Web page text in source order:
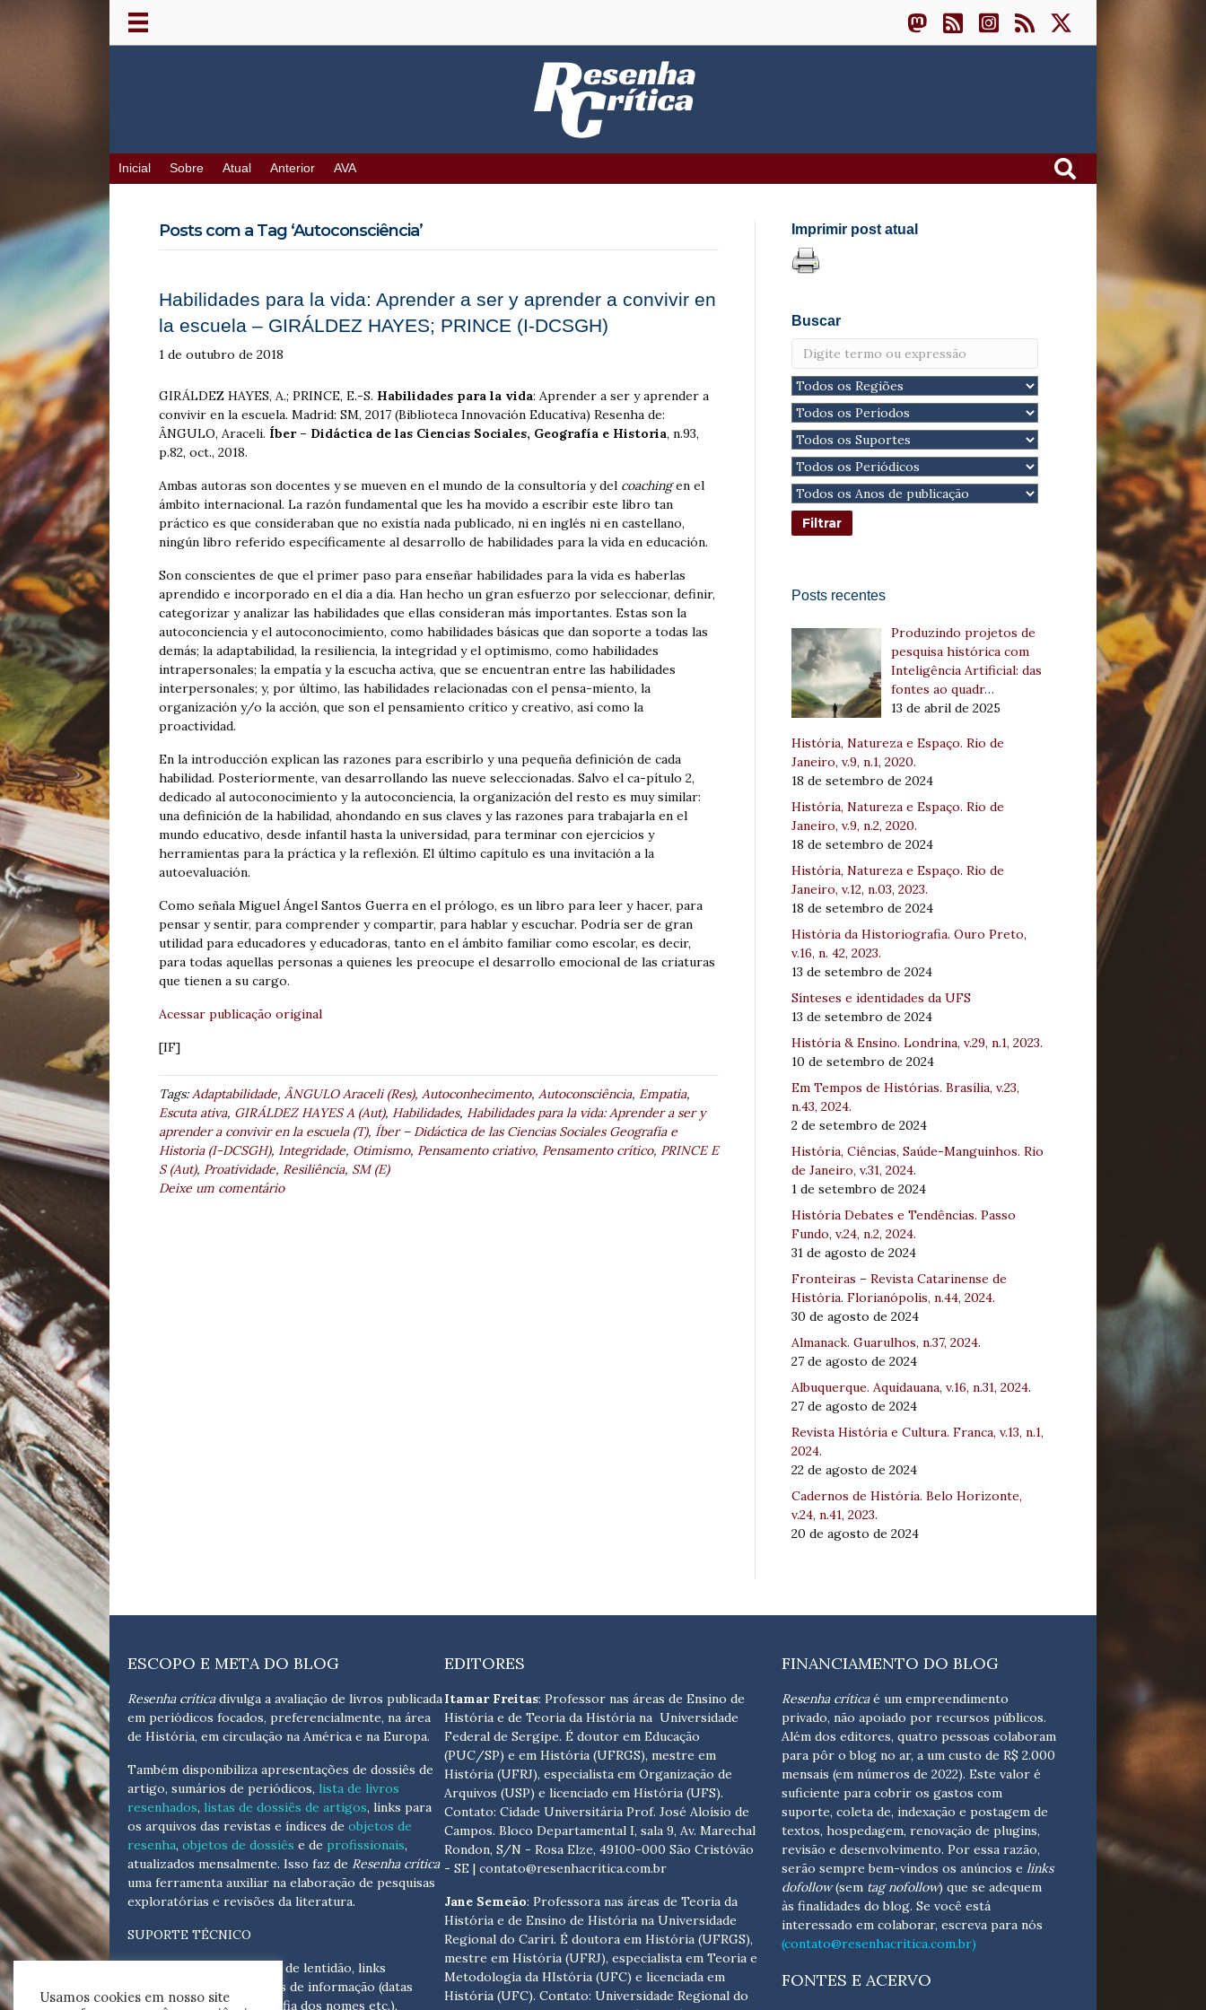
Inicial Sobre Atual Anterior AVA
Posts com a Tag ‘Autoconsciência’
Habilidades para la vida: Aprender a ser y aprender a convivir en
la escuela – GIRÁLDEZ HAYES; PRINCE (I-DCSGH)
1 de outubro de 2018
GIRÁLDEZ HAYES, A.; PRINCE, E.-S. Habilidades para la vida: Aprender a ser y aprender a
convivir en la escuela. Madrid: SM, 2017 (Biblioteca Innovación Educativa) Resenha de:
ÂNGULO, Araceli. Íber – Didáctica de las Ciencias Sociales, Geografía e Historia, n.93,
p.82, oct., 2018.
Ambas autoras son docentes y se mueven en el mundo de la consultoría y del coachingen el
ámbito internacional. La razón fundamental que les ha movido a escribir este libro tan
práctico es que consideraban que no existía nada publicado, ni en inglés ni en castellano,
ningún libro referido específicamente al desarrollo de habilidades para la vida en educación.
Son conscientes de que el primer paso para enseñar habilidades para la vida es haberlas
aprendido e incorporado en el día a día. Han hecho un gran esfuerzo por seleccionar, definir,
categorizar y analizar las habilidades que ellas consideran más importantes. Estas son la
autoconciencia y el autoconocimiento, como habilidades básicas que dan soporte a todas las
demás; la adaptabilidad, la resiliencia, la integridad y el optimismo, como habilidades
intrapersonales; la empatía y la escucha activa, que se encuentran entre las habilidades
interpersonales; y, por último, las habilidades relacionadas con el pensa-miento, la
organización y/o la acción, que son el pensamiento crítico y creativo, así como la
proactividad.
En la introducción explican las razones para escribirlo y una pequeña definición de cada
habilidad. Posteriormente, van desarrollando las nueve seleccionadas. Salvo el ca-pítulo 2,
dedicado al autoconocimiento y la autoconciencia, la organización del resto es muy similar:
una definición de la habilidad, ahondando en sus claves y las razones para trabajarla en el
mundo educativo, desde infantil hasta la universidad, para terminar con ejercicios y
herramientas para la práctica y la reflexión. El último capítulo es una invitación a la
autoevaluación.
Como señala Miguel Ángel Santos Guerra en el prólogo, es un libro para leer y hacer, para
pensar y sentir, para comprender y compartir, para hablar y escuchar. Podría ser de gran
utilidad para educadores y educadoras, tanto en el ámbito familiar como escolar, es decir,
para todas aquellas personas a quienes les preocupe el desarrollo emocional de las criaturas
que tienen a su cargo.
Acessar publicação original
[IF]
Tags:Adaptabilidade, ÂNGULO Araceli (Res), Autoconhecimento, Autoconsciência, Empatia,
Escuta ativa, GIRÁLDEZ HAYES A (Aut), Habilidades, Habilidades para la vida: Aprender a ser y
aprender a convivir en la escuela (T), Íber – Didáctica de las Ciencias Sociales Geografía e
Historia (I-DCSGH), Integridade, Otimismo, Pensamento criativo, Pensamento crítico, PRINCE E
S (Aut), Proatividade, Resiliência, SM (E)
Deixe um comentário
Imprimir post atual
Buscar
Posts recentes
Produzindo projetos de
pesquisa histórica com
Inteligência Artificial: das
fontes ao quadr…
13 de abril de 2025
História, Natureza e Espaço. Rio de
Janeiro, v.9, n.1, 2020.
18 de setembro de 2024
História, Natureza e Espaço. Rio de
Janeiro, v.9, n.2, 2020.
18 de setembro de 2024
História, Natureza e Espaço. Rio de
Janeiro, v.12, n.03, 2023.
18 de setembro de 2024
História da Historiografia. Ouro Preto,
v.16, n. 42, 2023.
13 de setembro de 2024
Sínteses e identidades da UFS
13 de setembro de 2024
História & Ensino. Londrina, v.29, n.1, 2023.
10 de setembro de 2024
Em Tempos de Histórias. Brasília, v.23,
n.43, 2024.
2 de setembro de 2024
História, Ciências, Saúde-Manguinhos. Rio
de Janeiro, v.31, 2024.
1 de setembro de 2024
História Debates e Tendências. Passo
Fundo, v.24, n.2, 2024.
31 de agosto de 2024
Fronteiras – Revista Catarinense de
História. Florianópolis, n.44, 2024.
30 de agosto de 2024
Almanack. Guarulhos, n.37, 2024.
27 de agosto de 2024
Albuquerque. Aquidauana, v.16, n.31, 2024.
27 de agosto de 2024
Revista História e Cultura. Franca, v.13, n.1,
2024.
22 de agosto de 2024
Cadernos de História. Belo Horizonte,
v.24, n.41, 2023.
20 de agosto de 2024
ESCOPO E META DO BLOG
Resenha críticadivulga a avaliação de livros publicada
em periódicos focados, preferencialmente, na área
de História, em circulação na América e na Europa.
Também disponibiliza apresentações de dossiês de
artigo, sumários de periódicos, lista de livros
resenhados, listas de dossiês de artigos, links para
os arquivos das revistas e índices de objetos de
resenha, objetos de dossiês e de profissionais,
atualizados mensalmente. Isso faz de Resenha crítica
uma ferramenta auxiliar na elaboração de pesquisas
exploratórias e revisões da literatura.
SUPORTE TÉCNICO
Para eventuais problemas de lentidão, links
quebrados, senhas e erros de informação (datas
tópicas, cronológicas, grafia dos nomes etc.),
EDITORES
Itamar Freitas: Professor nas áreas de Ensino de
História e de Teoria da História na Universidade
Federal de Sergipe. É doutor em Educação
(PUC/SP) e em História (UFRGS), mestre em
História (UFRJ), especialista em Organização de
Arquivos (USP) e licenciado em História (UFS).
Contato:Cidade Universitária Prof. José Aloísio de
Campos. Bloco Departamental I, sala 9, Av. Marechal
Rondon, S/N - Rosa Elze, 49100-000 São Cristóvão
- SE| contato@resenhacritica.com.br
Jane Semeão: Professora nas áreas de Teoria da
História e de Ensino de História na Universidade
Regional do Cariri. É doutora em História (UFRGS),
mestre em História (UFRJ), especialista em Teoria e
Metodologia da HIstória (UFC) e licenciada em
História (UFC). Contato:Universidade Regional do
FINANCIAMENTO DO BLOG
Resenha críticaé um empreendimento
privado, não apoiado por recursos públicos.
Além dos editores, quatro pessoas colaboram
para pôr o blog no ar, a um custo de R$ 2.000
mensais (em números de 2022). Este valor é
suficiente para cobrir os gastos com
suporte, coleta de, indexação e postagem de
textos, hospedagem, renovação de plugins,
revisão e desenvolvimento. Por essa razão,
serão sempre bem-vindos os anúncios e links
dofollow(sem tag nofollow) que se adequem
às finalidades do blog. Se você está
interessado em colaborar, escreva para nós
(contato@resenhacritica.com.br)
FONTES E ACERVO
Usamos cookies em nosso site